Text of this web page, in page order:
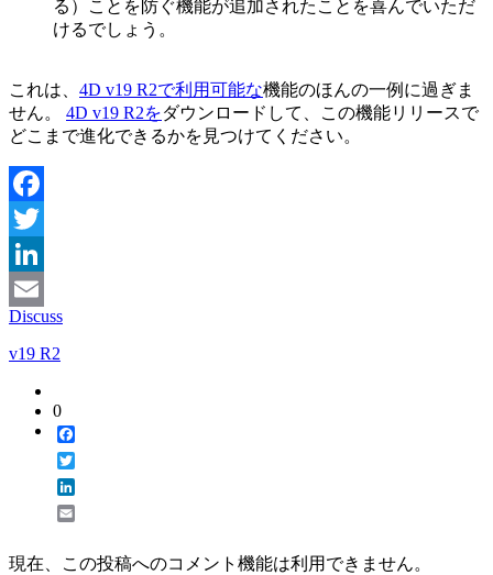
る）ことを防ぐ機能が追加されたことを喜んでいただ
けるでしょう。
これは、 4D v19 R2で利用可能な機能のほんの一例に過ぎま
せん。 4D v19 R2をダウンロードして、この機能リリースで
どこまで進化できるかを見つけてください。
Facebook
Twitter
LinkedIn
Email
Discuss
v19 R2
0
現在、この投稿へのコメント機能は利用できません。